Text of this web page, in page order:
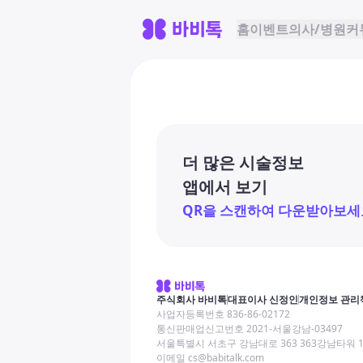
홈이벤트의사/병원커
더 많은 시술정보
앱에서 보기
QR을 스캔하여 다운받아보세
주식회사 바비톡대표이사 신정인개인정보 관리
사업자등록번호 836-86-02172
통신판매업신고번호 2021-서울강남-03497
서울특별시 서초구 강남대로 363 363강남타워
이메일 cs@babitalk.com